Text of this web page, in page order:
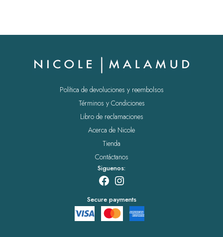
Política de devoluciones y reembolsos
Términos y Condiciones
Libro de reclamaciones
Acerca de Nicole
Tienda
Contáctanos
Siguenos:
Facebook Instagram
Secure payments